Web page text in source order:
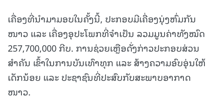
ເຄື່ອງທີ່ນຳມາມອບໃນຄັ້ງນີ້, ປະກອບມີເຄື່ອງນຸ່ງຫົ່ມກັນ
ໜາວ ແລະ ເຄື່ອງອຸປະໂພກທີ່ຈຳເປັນ ລວມມູນຄ່າທັງໝົດ
257,700,000 ກີບ. ການຊ່ວຍເຫຼືອດັ່ງກ່າວປະກອບສ່ວນ
ສຳຄັນ ເຂົ້າໃນການບັນເທົາທຸກ ແລະ ສ້າງຄວາມອົບອຸ່ນໃຫ້
ເດັກນ້ອຍ ແລະ ປະຊາຊົນທີ່ປະສົບກັບສະພາບອາກາດ
ໜາວ.